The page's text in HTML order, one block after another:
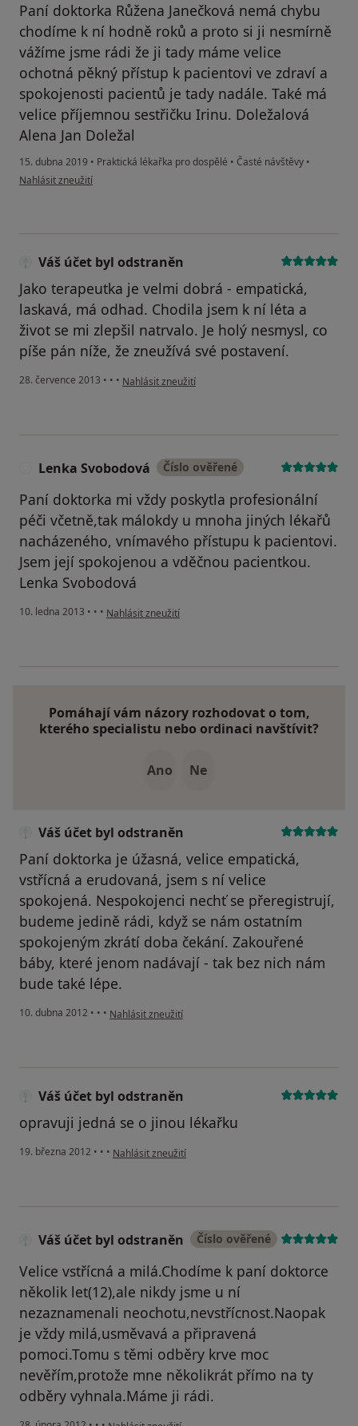
Paní doktorka Růžena Janečková nemá chybu
chodíme k ní hodně roků a proto si ji nesmírně
vážíme jsme rádi že ji tady máme velice
ochotná pěkný přístup k pacientovi ve zdraví a
spokojenosti pacientů je tady nadále. Také má
velice příjemnou sestřičku Irinu. Doležalová
Alena Jan Doležal
15. dubna 2019 • Praktická lékařka pro dospělé • Časté návštěvy •
podle názoru uživatele alena.dolezalova336@gmail.com
Nahlásit zneužití
Váš účet byl odstraněn
Jako terapeutka je velmi dobrá - empatická,
laskavá, má odhad. Chodila jsem k ní léta a
život se mi zlepšil natrvalo. Je holý nesmysl, co
píše pán níže, že zneužívá své postavení.
28. července 2013 • • • podle názoru uživatele Váš účet byl odstraněn
Nahlásit zneužití
Lenka Svobodová Číslo ověřené
Paní doktorka mi vždy poskytla profesionální
péči včetně,tak málokdy u mnoha jiných lékařů
nacházeného, vnímavého přístupu k pacientovi.
Jsem její spokojenou a vděčnou pacientkou.
Lenka Svobodová
10. ledna 2013 • • • podle názoru uživatele Lenka Svobodová
Nahlásit zneužití
Pomáhají vám názory rozhodovat o tom,
kterého specialistu nebo ordinaci navštívit?
Ano Ne
Váš účet byl odstraněn
Paní doktorka je úžasná, velice empatická,
vstřícná a erudovaná, jsem s ní velice
spokojená. Nespokojenci nechť se přeregistrují,
budeme jedině rádi, když se nám ostatním
spokojeným zkrátí doba čekání. Zakouřené
báby, které jenom nadávají - tak bez nich nám
bude také lépe.
10. dubna 2012 • • • podle názoru uživatele Váš účet byl odstraněn
Nahlásit zneužití
Váš účet byl odstraněn
opravuji jedná se o jinou lékařku
19. března 2012 • • • podle názoru uživatele Váš účet byl odstraněn
Nahlásit zneužití
Váš účet byl odstraněn Číslo ověřené
Velice vstřícná a milá.Chodíme k paní doktorce
několik let(12),ale nikdy jsme u ní
nezaznamenali neochotu,nevstřícnost.Naopak
je vždy milá,usměvavá a připravená
pomoci.Tomu s těmi odběry krve moc
nevěřím,protože mne několikrát přímo na ty
odběry vyhnala.Máme ji rádi.
podle názoru uživatele Váš účet byl odstraněn